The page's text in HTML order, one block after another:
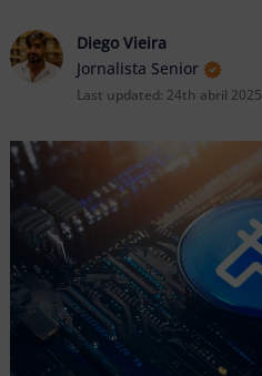
Diego Vieira
Jornalista Senior
Last updated: 24th abril 2025